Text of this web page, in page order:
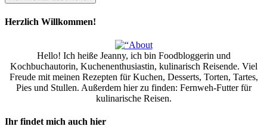
Herzlich Willkommen!
Hello! Ich heiße Jeanny, ich bin Foodbloggerin und
Kochbuchautorin, Kuchenenthusiastin, kulinarisch Reisende. Viel
Freude mit meinen Rezepten für Kuchen, Desserts, Torten, Tartes,
Pies und Stullen. Außerdem hier zu finden: Fernweh-Futter für
kulinarische Reisen.
Ihr findet mich auch hier